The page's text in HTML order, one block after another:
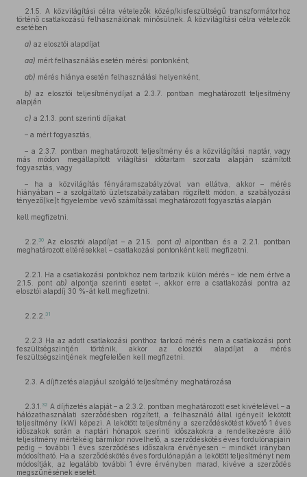
2.1.5. A közvilágítási célra vételezők közép/kisfeszültségű transzformátorhoz
történő csatlakozású felhasználónak minősülnek. A közvilágítási célra vételezők
esetében
a) az elosztói alapdíjat
aa) mért felhasználás esetén mérési pontonként,
ab) mérés hiánya esetén felhasználási helyenként,
b) az elosztói teljesítménydíjat a 2.3.7. pontban meghatározott teljesítmény
alapján
c) a 2.1.3. pont szerinti díjakat
– a mért fogyasztás,
– a 2.3.7. pontban meghatározott teljesítmény és a közvilágítási naptár, vagy
más módon megállapított világítási időtartam szorzata alapján számított
fogyasztás, vagy
– ha a közvilágítás fényáramszabályzóval van ellátva, akkor – mérés
hiányában – a szolgáltató üzletszabályzatában rögzített módon, a szabályozási
tényező(ke)t figyelembe vevő számítással meghatározott fogyasztás alapján
kell megfizetni.
2.2. 30 Az elosztói alapdíjat – a 2.1.5. ponta) alpontban és a 2.2.1. pontban
meghatározott eltérésekkel – csatlakozási pontonként kell megfizetni.
2.2.1. Ha a csatlakozási pontokhoz nem tartozik külön mérés – ide nem értve a
2.1.5. pont ab) alpontja szerinti esetet –, akkor erre a csatlakozási pontra az
elosztói alapdíj 30 %-át kell megfizetni.
2.2.2. 31
2.2.3 Ha az adott csatlakozási ponthoz tartozó mérés nem a csatlakozási pont
feszültségszintjén történik, akkor az elosztói alapdíjat a mérés
feszültségszintjének megfelelően kell megfizetni.
2.3. A díjfizetés alapjául szolgáló teljesítmény meghatározása
2.3.1. 32 A díjfizetés alapját – a 2.3.2. pontban meghatározott eset kivételével – a
hálózathasználati szerződésben rögzített, a felhasználó által igényelt lekötött
teljesítmény (kW) képezi. A lekötött teljesítmény a szerződéskötést követő 1 éves
időszakok során a naptári hónapok szerinti időszakokra a rendelkezésre álló
teljesítmény mértékéig bármikor növelhető, a szerződéskötés éves fordulónapjain
pedig – további 1 éves szerződéses időszakra érvényesen – mindkét irányban
módosítható. Ha a szerződéskötés éves fordulónapján a lekötött teljesítményt nem
módosítják, az legalább további 1 évre érvényben marad, kivéve a szerződés
megszűnésének esetét.